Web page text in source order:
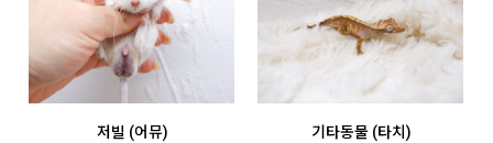
저빌 (어뮤) 기타동물 (타치)